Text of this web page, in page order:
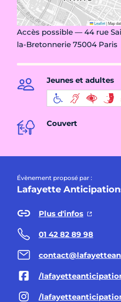
Leaflet|Map
Accès possible — 44 rue
la-Bretonnerie 75004 Paris
Jeunes et adultes
Couvert
Évènement proposé par :
Lafayette
Plus d'infos
01 42 82 89 98
/
/